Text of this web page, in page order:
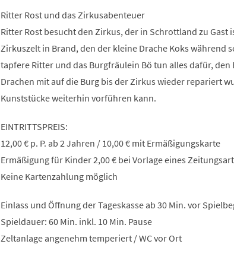
Ritter Rost und das Zirkusabenteuer
Ritter Rost besucht den Zirkus, der in Schrottland zu Gast
Zirkuszelt in Brand, den der kleine Drache Koks während
tapfere Ritter und das Burgfräulein Bö tun alles dafür,
Drachen mit auf die Burg bis der Zirkus wieder repariert
Kunststücke weiterhin vorführen kann.
EINTRITTSPREIS:
12,00 € p. P. ab 2 Jahren / 10,00 € mit Ermäßigungskarte
Ermäßigung für Kinder 2,00 € bei Vorlage eines
Keine Kartenzahlung möglich
Einlass und Öffnung der Tageskasse ab 30 Min. vor
Spieldauer: 60 Min. inkl. 10 Min. Pause
Zeltanlage angenehm temperiert / WC vor Ort